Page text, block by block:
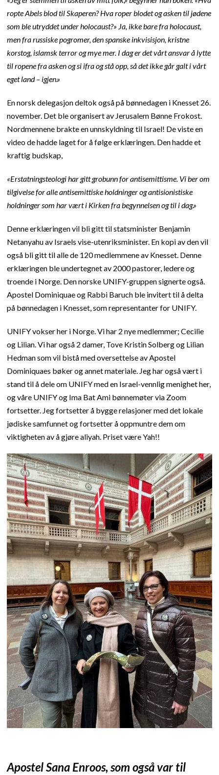
ropte Abels blod til Skaperen? Hva roper blodet og asken til jødene
som ble utryddet under holocaust?» Ja, ikke bare fra holocaust,
men fra russiske pogromer, den spanske inkvisisjon, kristne
korstog, islamsk terror og mye mer. I dag er det vårt ansvar å lytte
til ropene fra asken og si ifra og stå opp, så det ikke går galt i vårt
eget land – igjen.»
En norsk delegasjon deltok også på bønnedagen i Knesset 26.
november. Det ble organisert av Jerusalem Bønne Frokost.
Nordmennene brakte en unnskyldning til Israel! De viste en
video de hadde laget for å følge erklæringen. Den hadde et
kraftig budskap,
«Erstatningsteologi har gitt grobunn for antisemittisme. Vi ber om
tilgivelse for alle antisemittiske holdninger og antisionistiske
holdninger som har vært i Kirken fra begynnelsen og til i dag.»
Denne erklæringen vil bli gitt til statsminister Benjamin
Netanyahu av Israels vise-utenriksminister. En kopi av den vil
også bli gitt til alle de 120 medlemmene av Knesset. Denne
erklæringen ble undertegnet av 2000 pastorer, ledere og
troende i Norge. Den norske UNIFY-gruppen signerte også.
Apostel Dominiquae og Rabbi Baruch ble invitert til å delta
på bønnedagen i Knesset, som representanter for UNIFY.
UNIFY vokser her i Norge. Vi har 2 nye medlemmer; Cecilie
og Lilian. Vi har også 2 damer, Tove Kristin Solberg og Lilian
Hedman som vil bistå med oversettelse av Apostel
Dominiquaes bøker og annet materiale. Jeg har også vært i
stand til å dele om UNIFY med en Israel-vennlig menighet her,
og våre UNIFY og Ima Bat Ami bønnemøter via Zoom
fortsetter. Jeg fortsetter å bygge relasjoner med det lokale
jødiske samfunnet og fortsetter å oppmuntre dem om
viktigheten av å gjøre aliyah. Priset være Yah!!
Apostel Sana Enroos, som også var til